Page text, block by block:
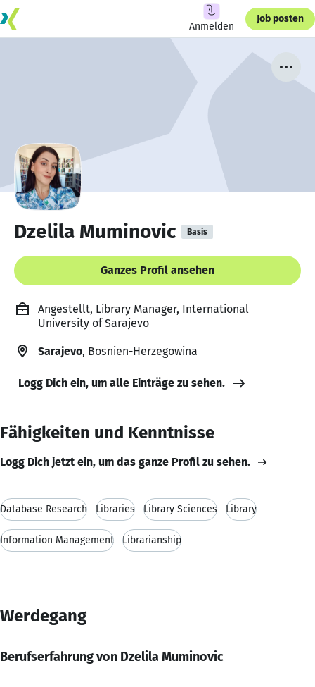
Anmelden
Job posten
Dzelila Muminovic Basis
Ganzes Profil ansehen
Angestellt, Library Manager, International
University of Sarajevo
Sarajevo, Bosnien-Herzegowina
Logg Dich ein, um alle Einträge zu sehen.
Fähigkeiten und Kenntnisse
Logg Dich jetzt ein, um das ganze Profil zu sehen.
Database Research Libraries Library Sciences Library
Information Management Librarianship
Werdegang
Berufserfahrung von Dzelila Muminovic